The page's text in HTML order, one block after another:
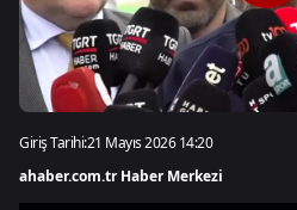
Giriş Tarihi:21 Mayıs 2026 14:20
ahaber.com.tr Haber Merkezi